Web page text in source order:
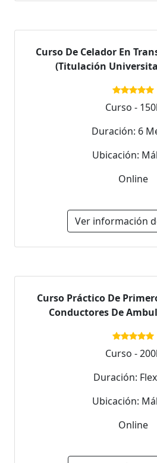
Curso De Celador En
(Titulación
Curso -
Duración: 6
Ubicación:
Online
Ver información
Curso Práctico De
Conductores De
Curso -
Duración:
Ubicación:
Online